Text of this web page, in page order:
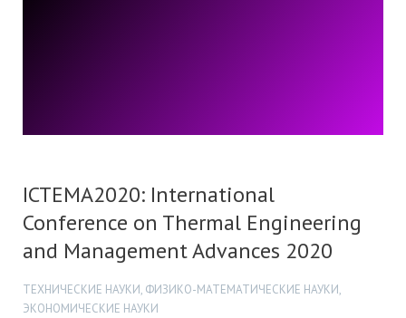
ICTEMA2020: International
Conference on Thermal Engineering
and Management Advances 2020
ТЕХНИЧЕСКИЕ НАУКИ, ФИЗИКО-МАТЕМАТИЧЕСКИЕ НАУКИ,
ЭКОНОМИЧЕСКИЕ НАУКИ